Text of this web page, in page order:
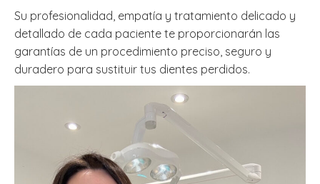
Su profesionalidad, empatía y tratamiento delicado y
detallado de cada paciente te proporcionarán las
garantías de un procedimiento preciso, seguro y
duradero para sustituir tus dientes perdidos.